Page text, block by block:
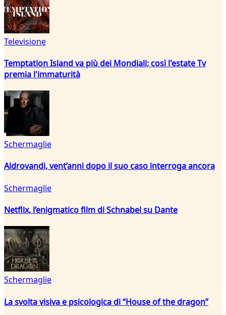
Televisione
Temptation Island va più dei Mondiali; così l'estate Tv
premia l'immaturità
Schermaglie
Aldrovandi, vent’anni dopo il suo caso interroga ancora
Schermaglie
Netflix, l’enigmatico film di Schnabel su Dante
Schermaglie
La svolta visiva e psicologica di “House of the dragon”